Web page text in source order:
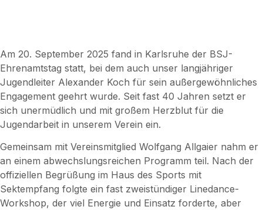
Am 20. September 2025 fand in Karlsruhe der BSJ-
Ehrenamtstag statt, bei dem auch unser langjähriger
Jugendleiter Alexander Koch für sein außergewöhnliches
Engagement geehrt wurde. Seit fast 40 Jahren setzt er
sich unermüdlich und mit großem Herzblut für die
Jugendarbeit in unserem Verein ein.
Gemeinsam mit Vereinsmitglied Wolfgang Allgaier nahm er
an einem abwechslungsreichen Programm teil. Nach der
offiziellen Begrüßung im Haus des Sports mit
Sektempfang folgte ein fast zweistündiger Linedance-
Workshop, der viel Energie und Einsatz forderte, aber